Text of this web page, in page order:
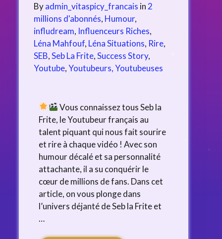
Byadmin_vitaspicy_francais in 2
millions d'abonnés, Humour,
infludream, Influenceurs Riches,
Léna Mahfouf, Léna Situations, Rire,
SEB,Seb La Frite,Success Story,
Youtube,Youtubeurs, Youtubeuses
Vous connaissez tous Seb la
Frite, le Youtubeur français au
talent piquant qui nous fait sourire
et rire à chaque vidéo ! Avec son
humour décalé et sa personnalité
attachante, il a su conquérir le
cœur de millions de fans. Dans cet
article, on vous plonge dans
l’univers déjanté de Seb la Frite et
…